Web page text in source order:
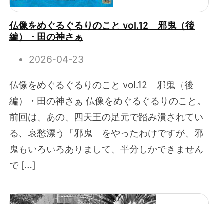
仏像をめぐるぐるりのこと vol.12 邪鬼（後
編）・田の神さぁ
2026-04-23
仏像をめぐるぐるりのこと vol.12 邪鬼（後
編）・田の神さぁ 仏像をめぐるぐるりのこと。
前回は、あの、四天王の足元で踏み潰されてい
る、哀愁漂う「邪鬼」をやったわけですが、邪
鬼もいろいろありまして、半分しかできません
で […]